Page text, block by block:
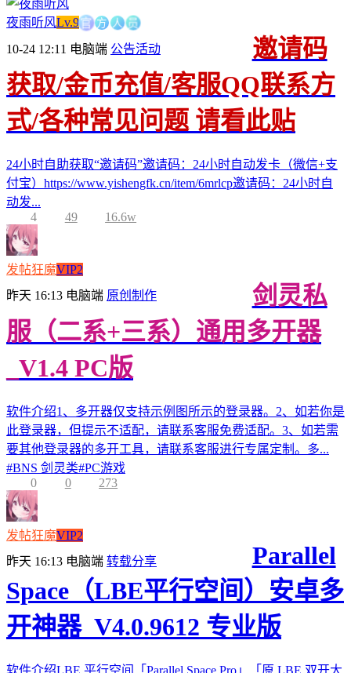
夜雨听风Lv.9官方人员
10-24 12:11 电脑端 公告活动
邀请码
获取/金币充值/客服QQ联系方
式/各种常见问题 请看此贴
24小时自助获取“邀请码”邀请码：24小时自动发卡（微信+支
付宝）https://www.yishengfk.cn/item/6mrlcp邀请码：24小时自
动发...
4
49 16.6w
发帖狂魔VIP2
昨天 16:13 电脑端 原创制作
剑灵私
服（二系+三系）通用多开器
_V1.4 PC版
软件介绍1、多开器仅支持示例图所示的登录器。2、如若你是
此登录器，但提示不适配，请联系客服免费适配。3、如若需
要其他登录器的多开工具，请联系客服进行专属定制。多...
#BNS 剑灵类#PC游戏
0
0 273
发帖狂魔VIP2
昨天 16:13 电脑端 转载分享
Parallel
Space（LBE平行空间）安卓多
开神器_V4.0.9612 专业版
软件介绍LBE 平行空间「Parallel Space Pro」「原 LBE 双开大